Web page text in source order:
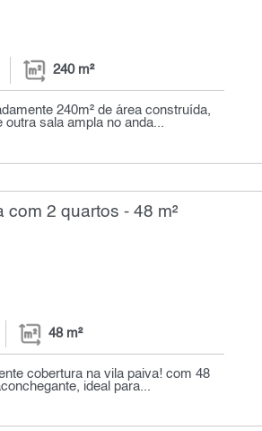
240 m²
240m² de área construída,
sala ampla no anda...
2 quartos - 48 m²
48 m²
cobertura na vila paiva! com 48
ideal para...